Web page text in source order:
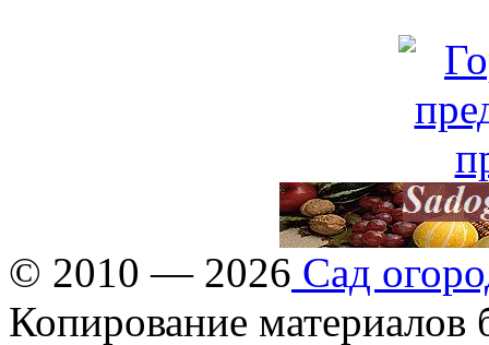
© 2010 — 2026 Сад
Копирование материалов